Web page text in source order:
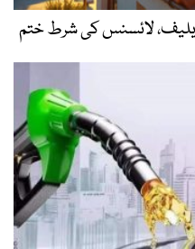
ریلیف، لائسنس کی شرط ختم